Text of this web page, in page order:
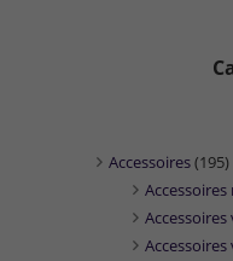
Accessoires(195)